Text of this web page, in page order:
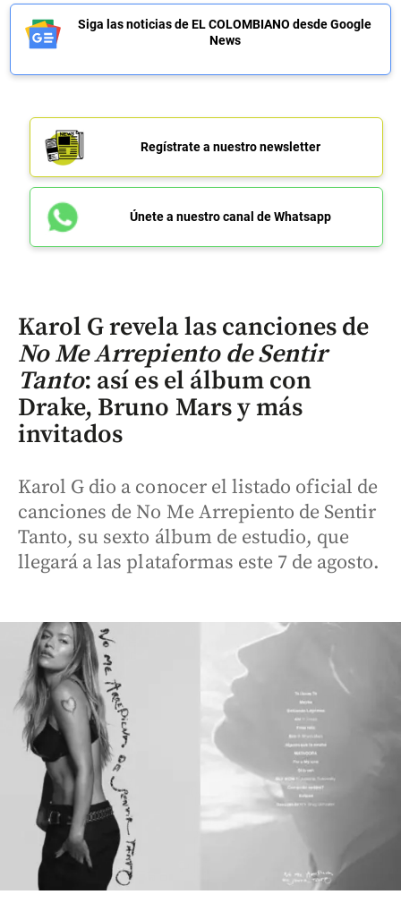
Siga las noticias de EL COLOMBIANO desde Google
News
Regístrate a nuestro newsletter
Únete a nuestro canal de Whatsapp
Karol G revela las canciones de
No Me Arrepiento de Sentir
Tanto: así es el álbum con
Drake, Bruno Mars y más
invitados
Karol G dio a conocer el listado oficial de
canciones de No Me Arrepiento de Sentir
Tanto, su sexto álbum de estudio, que
llegará a las plataformas este 7 de agosto.